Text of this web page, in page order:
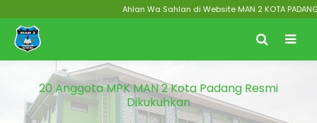
Ahlan Wa Sahlan di Website MAN 2 KOTA PADANG
20 Anggota MPK MAN 2 Kota Padang Resmi
Dikukuhkan